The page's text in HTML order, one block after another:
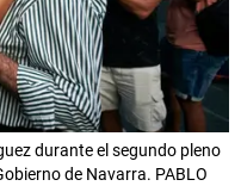
durante el segundo pleno
de Navarra. PABLO